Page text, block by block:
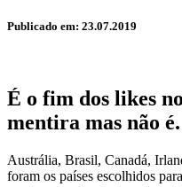
Publicado em: 23.07.2019
É o fim dos likes
mentira mas não é.
Austrália, Brasil, Canadá,
foram os países escolhidos